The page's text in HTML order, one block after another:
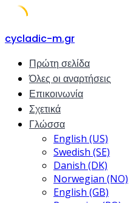
Skip
content
cycladic-m.gr
Πρώτη σελίδα
Όλες οι αναρτήσεις
Επικοινωνία
Σχετικά
Γλώσσα
English (US)
Swedish (SE)
Danish (DK)
Norwegian (NO)
English (GB)